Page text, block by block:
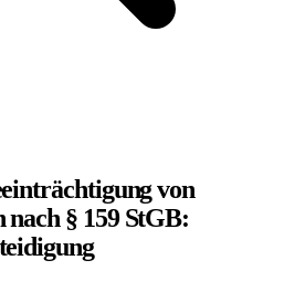
von
§ 159 StGB: